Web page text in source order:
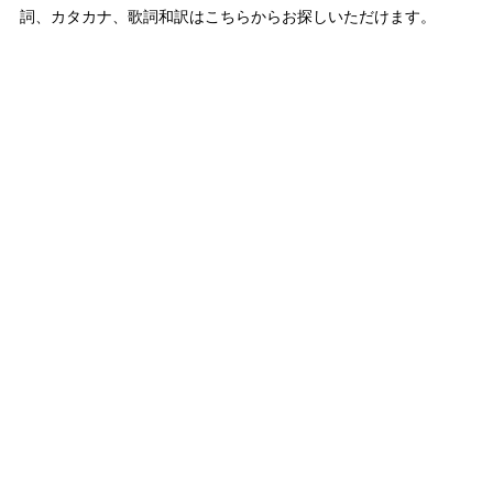
詞、カタカナ、歌詞和訳はこちらからお探しいただけます。